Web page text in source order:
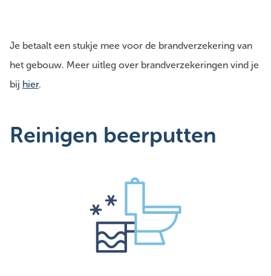
Je betaalt een stukje mee voor de brandverzekering van
het gebouw. Meer uitleg over brandverzekeringen vind je
bij hier.
Reinigen beerputten